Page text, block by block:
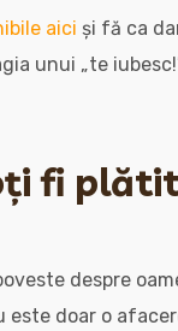
aici și fă ca
unui „te
fi
despre
doar o